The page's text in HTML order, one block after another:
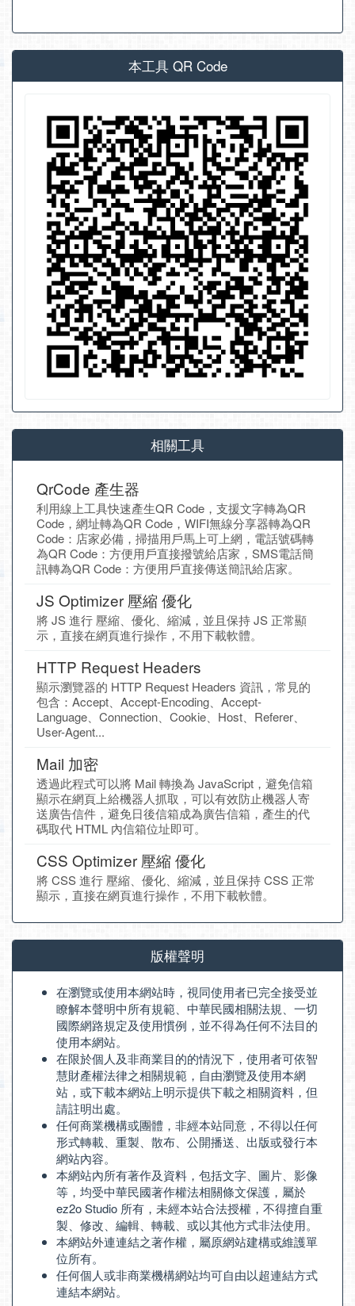
本工具 QR Code
相關工具
QrCode 產生器
利用線上工具快速產生QR Code，支援文字轉為QR
Code，網址轉為QR Code，WIFI無線分享器轉為QR
Code：店家必備，掃描用戶馬上可上網，電話號碼轉
為QR Code：方便用戶直接撥號給店家，SMS電話簡
訊轉為QR Code：方便用戶直接傳送簡訊給店家。
JS Optimizer 壓縮 優化
將 JS 進行 壓縮、優化、縮減，並且保持 JS 正常顯
示，直接在網頁進行操作，不用下載軟體。
HTTP Request Headers
顯示瀏覽器的 HTTP Request Headers 資訊，常見的
包含：Accept、Accept-Encoding、Accept-
Language、Connection、Cookie、Host、Referer、
User-Agent...
Mail 加密
透過此程式可以將 Mail 轉換為 JavaScript，避免信箱
顯示在網頁上給機器人抓取，可以有效防止機器人寄
送廣告信件，避免日後信箱成為廣告信箱，產生的代
碼取代 HTML 內信箱位址即可。
CSS Optimizer 壓縮 優化
將 CSS 進行 壓縮、優化、縮減，並且保持 CSS 正常
顯示，直接在網頁進行操作，不用下載軟體。
版權聲明
在瀏覽或使用本網站時，視同使用者已完全接受並
瞭解本聲明中所有規範、中華民國相關法規、一切
國際網路規定及使用慣例，並不得為任何不法目的
使用本網站。
在限於個人及非商業目的的情況下，使用者可依智
慧財產權法律之相關規範，自由瀏覽及使用本網
站，或下載本網站上明示提供下載之相關資料，但
請註明出處。
任何商業機構或團體，非經本站同意，不得以任何
形式轉載、重製、散布、公開播送、出版或發行本
網站內容。
本網站內所有著作及資料，包括文字、圖片、影像
等，均受中華民國著作權法相關條文保護，屬於
ez2o Studio 所有，未經本站合法授權，不得擅自重
製、修改、編輯、轉載、或以其他方式非法使用。
本網站外連連結之著作權，屬原網站建構或維護單
位所有。
任何個人或非商業機構網站均可自由以超連結方式
連結本網站。